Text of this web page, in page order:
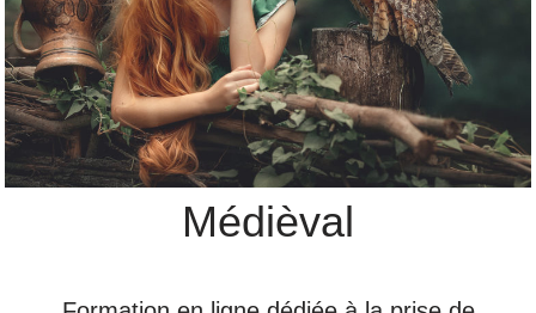
Médièval